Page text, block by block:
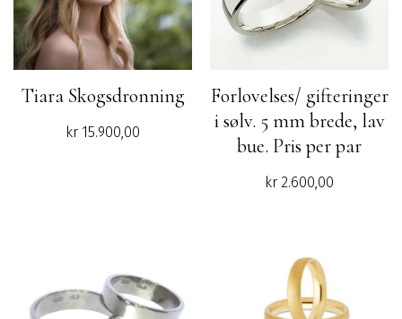
Tiara Skogsdronning
kr 15.900,00
Forlovelses/ gifteringer
i sølv. 5 mm brede, lav
bue. Pris per par
kr 2.600,00